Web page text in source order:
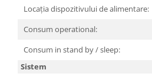
Locația dispozitivului de alimentare:
Consum operational:
Consum in stand by / sleep:
Sistem